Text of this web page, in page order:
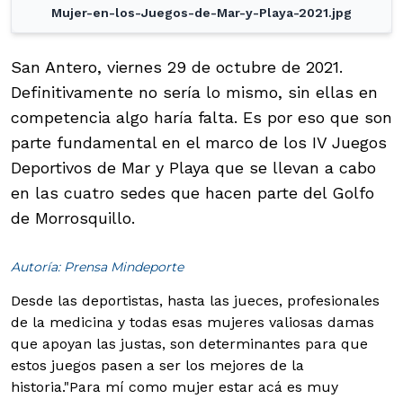
Mujer-en-los-Juegos-de-Mar-y-Playa-2021.jpg
San Antero, viernes 29 de octubre de 2021.
Definitivamente no sería lo mismo, sin ellas en
competencia algo haría falta. Es por eso que son
parte fundamental en el marco de los IV Juegos
Deportivos de Mar y Playa que se llevan a cabo
en las cuatro sedes que hacen parte del Golfo
de Morrosquillo.
Autoría: Prensa Mindeporte
Desde las deportistas, hasta las jueces, profesionales
de la medicina y todas esas mujeres valiosas damas
que apoyan las justas, son determinantes para que
estos juegos pasen a ser los mejores de la
historia."Para mí como mujer estar acá es muy